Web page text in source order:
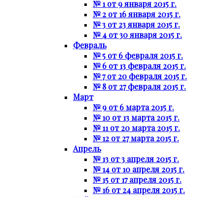
№ 1 от 9 января 2015 г.
№ 2 от 16 января 2015 г.
№ 3 от 23 января 2015 г.
№ 4 от 30 января 2015 г.
Февраль
№ 5 от 6 февраля 2015 г.
№ 6 от 13 февраля 2015 г.
№ 7 от 20 февраля 2015 г.
№ 8 от 27 февраля 2015 г.
Март
№ 9 от 6 марта 2015 г.
№ 10 от 13 марта 2015 г.
№ 11 от 20 марта 2015 г.
№ 12 от 27 марта 2015 г.
Апрель
№ 13 от 3 апреля 2015 г.
№ 14 от 10 апреля 2015 г.
№ 15 от 17 апреля 2015 г.
№ 16 от 24 апреля 2015 г.